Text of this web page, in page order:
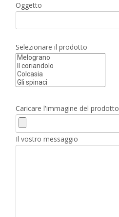
Oggetto
Selezionare il prodotto
Caricare l'immagine del prodotto
Il vostro messaggio